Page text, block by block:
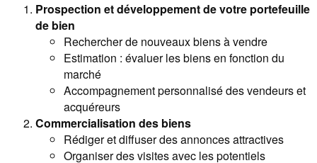
Prospection et développement de votre portefeuille
de bien
Rechercher de nouveaux biens à vendre
Estimation : évaluer les biens en fonction du
marché
Accompagnement personnalisé des vendeurs et
acquéreurs
Commercialisation des biens
Rédiger et diffuser des annonces attractives
Organiser des visites avec les potentiels